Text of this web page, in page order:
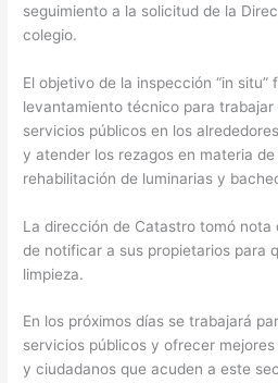
seguimiento a la solicitud de la
colegio.
El objetivo de la inspección “in situ”
levantamiento técnico para trabajar
servicios públicos en los
y atender los rezagos en materia
rehabilitación de luminarias y
La dirección de Catastro tomó nota
de notificar a sus propietarios para
limpieza.
En los próximos días se trabajará
servicios públicos y ofrecer
y ciudadanos que acuden a este